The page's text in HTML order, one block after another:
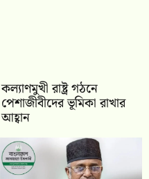
কল্যাণমুখী রাষ্ট্র গঠনে
পেশাজীবীদের ভূমিকা রাখার
আহ্বান